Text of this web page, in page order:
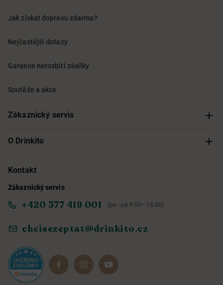
Jak získat dopravu zdarma?
Nejčastější dotazy
Garance nerozbití zásilky
Soutěže a akce
Zákaznický servis
Sledování objednávky
Obchodní podmínky
Ochrana osobních údajů
Reklamace a vrácení
O Drinkito
O nás
Informace o přístupnosti služby
Dárkové sady
Kontakt
Zákaznický servis
+420 377 419 001 (po–pá 9:00–16:00)
chcisezeptat@drinkito.cz